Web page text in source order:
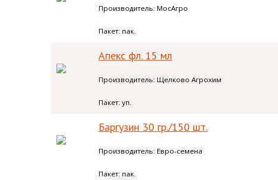
Производитель: МосАгро
Пакет: пак.
Апекс фл. 15 мл
Производитель: Щелково Агрохим
Пакет: уп.
Баргузин 30 гр./150 шт.
Производитель: Евро-семена
Пакет: пак.